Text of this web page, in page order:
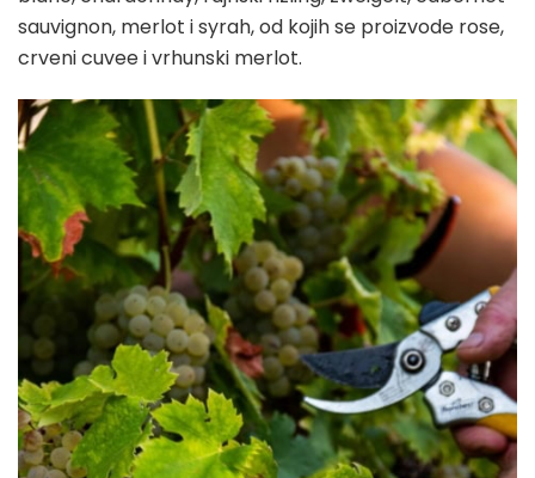
sauvignon, merlot i syrah, od kojih se proizvode rose,
crveni cuvee i vrhunski merlot.